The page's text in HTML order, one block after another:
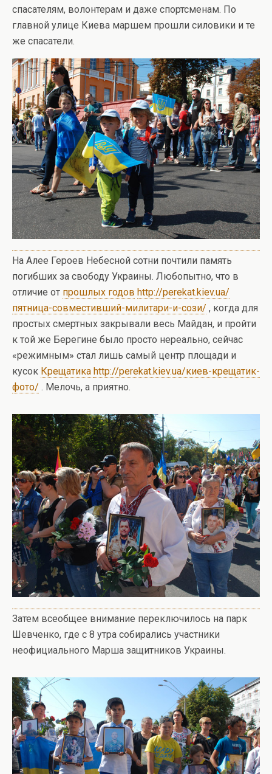
спасателям, волонтерам и даже спортсменам. По
главной улице Киева маршем прошли силовики и те
же спасатели.
На Алее Героев Небесной сотни почтили память
погибших за свободу Украины. Любопытно, что в
отличие от прошлых годов http://perekat.kiev.ua/
пятница-совместивший-милитари-и-сози/ , когда для
простых смертных закрывали весь Майдан, и пройти
к той же Берегине было просто нереально, сейчас
«режимным» стал лишь самый центр площади и
кусок Крещатика http://perekat.kiev.ua/киев-крещатик-
фото/ . Мелочь, а приятно.
Затем всеобщее внимание переключилось на парк
Шевченко, где с 8 утра собирались участники
неофициального Марша защитников Украины.